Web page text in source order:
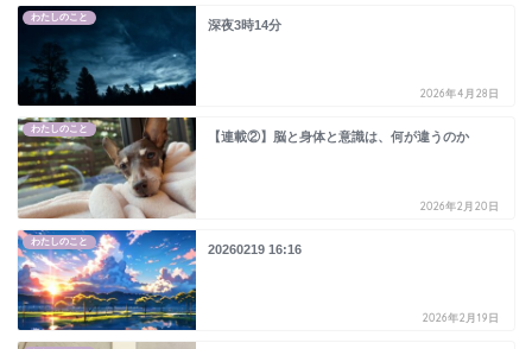
わたしのこと
深夜3時14分
2026年4月28日
わたしのこと
【連載②】脳と身体と意識は、何が違うのか
2026年2月20日
わたしのこと
20260219 16:16
2026年2月19日